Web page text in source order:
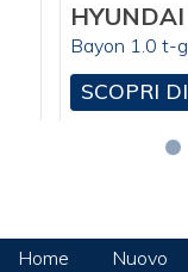
HYUNDAI
Bayon 1.0 t-
SCOPRI
Home Nuovo